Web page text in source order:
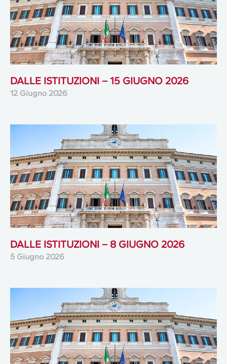
DALLE ISTITUZIONI – 15 GIUGNO 2026
12 Giugno 2026
DALLE ISTITUZIONI – 8 GIUGNO 2026
5 Giugno 2026